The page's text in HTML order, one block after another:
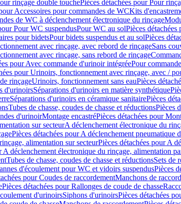
rinçage double touchePièces détachées pour Pour
Accessoires pour commandes de WCKits
de WC à déclenchement électronique du rinçage
Pour WC suspendusPour WC au solPièces
pour bidetsPour bidets suspendus et au solPièces
avec rinçage, avec rebord de rinçageSans
avec rinçage, sans rebord de rinçage
pour Avec commande d'urinoir intégréePour
pour Urinoirs, fonctionnement avec rinçage, avec /
rinçageUrinoirs, fonctionnement sans eauPièces
d'urinoirsSéparations d'urinoirs en matière synthétique
Séparations d'urinoirs en céramique sanitairePièces
Tubes de chasse, coudes de chasse et réductionsPièces
d'urinoirMontage encastréPièces détachées pour
sur secteurA déclenchement électronique du
Pièces détachées pour A déclenchement pneumatique
alimentation sur secteurPièces détachées pour A
A déclenchement électronique du rinçage, alimentation
Tubes de chasse, coudes de chasse et réductionsSets de
d'écoulement pour WC et vidoirs suspendusPièces
pour Coudes de raccordementManchons de
Pièces détachées pour Rallonges de coude de chasse
d'urinoirsSiphons d'urinoirsPièces détachées